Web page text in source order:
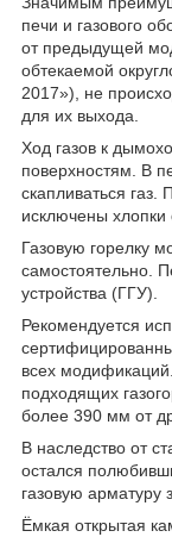
печи и газового
от предыдущей
обтекаемой
2017»), не
для их выхода.
Ход газов к
поверхностям. В
скапливаться газ.
исключены хлопки
Газовую горелку
самостоятельно.
устройства (ГГУ).
Рекомендуется
всех
подходящих
более 390 мм от
В наследство от
остался
газовую арматуру
Ёмкая открытая